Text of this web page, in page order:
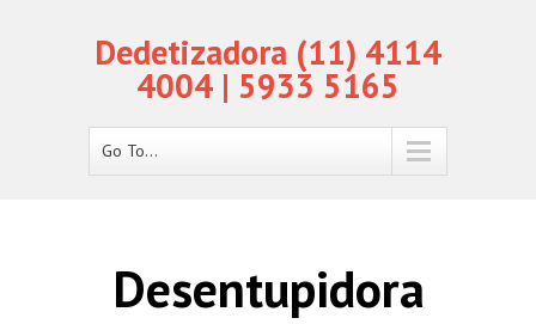
Dedetizadora (11) 4114
4004 | 5933 5165
Go To...
Desentupidora